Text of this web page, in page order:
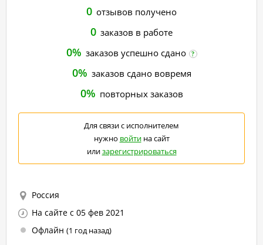
0 отзывов получено
0 заказов в работе
0% заказов успешно сдано ?
0% заказов сдано вовремя
0% повторных заказов
Для связи с исполнителем
нужно войтина сайт
илизарегистрироваться
Россия
На сайте с 05 фев 2021
Офлайн (1 год назад)